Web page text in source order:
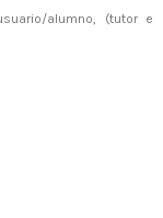
alumno, (tutor e